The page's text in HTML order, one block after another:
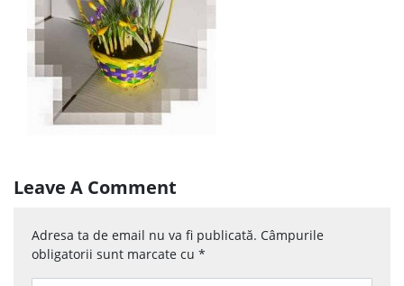
Leave A Comment
Adresa ta de email nu va fi publicată. Câmpurile
obligatorii sunt marcate cu *